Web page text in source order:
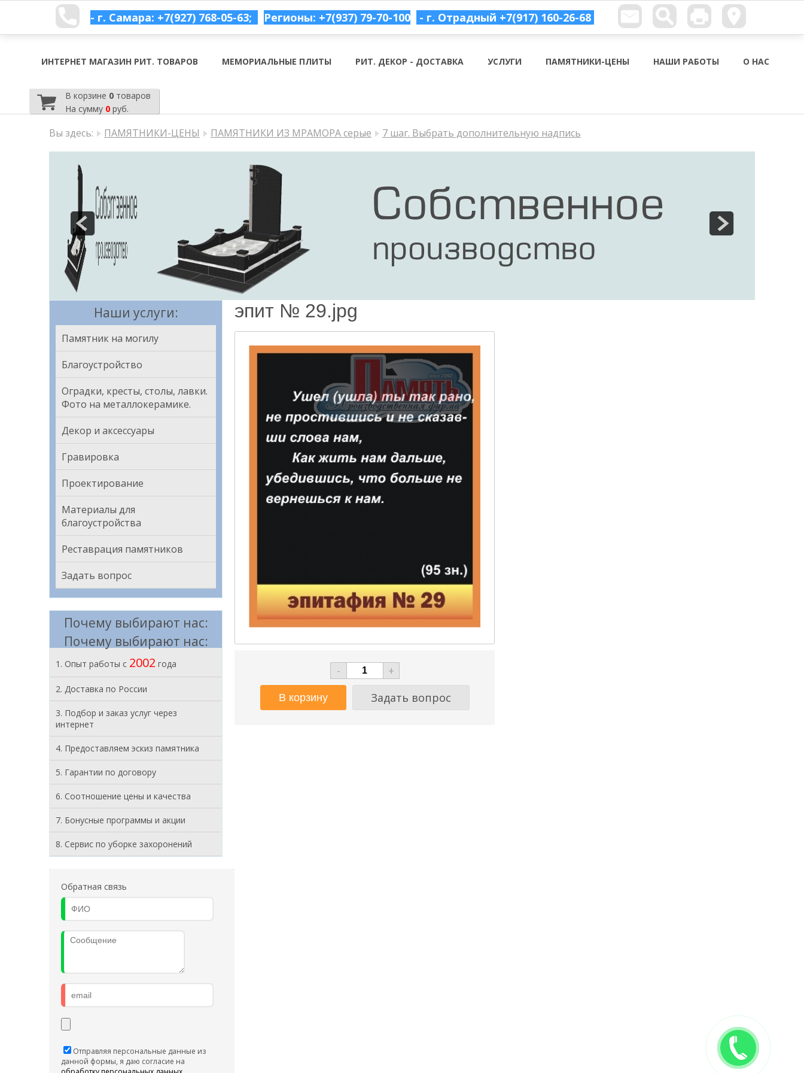
- г. Самара: +7(927) 768-05-63; Регионы: +7(937) 79-70-100 - г. Отрадный +7(917) 160-26-68
ИНТЕРНЕТ МАГАЗИН РИТ. ТОВАРОВ МЕМОРИАЛЬНЫЕ ПЛИТЫ РИТ. ДЕКОР - ДОСТАВКА УСЛУГИ ПАМЯТНИКИ-ЦЕНЫ НАШИ РАБОТЫ О НАС
В корзине 0товаров
На сумму 0руб.
Вы здесь: ПАМЯТНИКИ-ЦЕНЫ ПАМЯТНИКИ ИЗ МРАМОРА серые 7 шаг. Выбрать дополнительную надпись
Наши услуги:
Памятник на могилу
Благоустройство
Оградки, кресты, столы, лавки.
Фото на металлокерамике.
Декор и аксессуары
Гравировка
Проектирование
Материалы для
благоустройства
Реставрация памятников
Задать вопрос
Почему выбирают нас:
Почему выбирают нас:
1. Опыт работы с 2002 года
2. Доставка по России
3. Подбор и заказ услуг через
интернет
4. Предоставляем эскиз памятника
5. Гарантии по договору
6. Соотношение цены и качества
7. Бонусные программы и акции
8. Cервис по уборке захоронений
Обратная связь
Отправляя персональные данные из
данной формы, я даю согласие на
эпит № 29.jpg
-
+
Задать вопрос